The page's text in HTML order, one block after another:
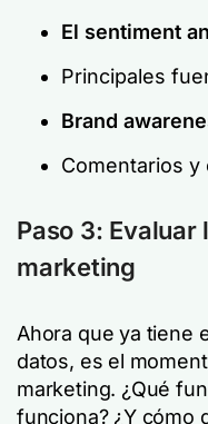
El sentiment
Principales
Brand
Comentarios
Paso 3:
marketing
Ahora que ya tiene
datos, es el
marketing. ¿Qué
funciona? ¿Y cómo